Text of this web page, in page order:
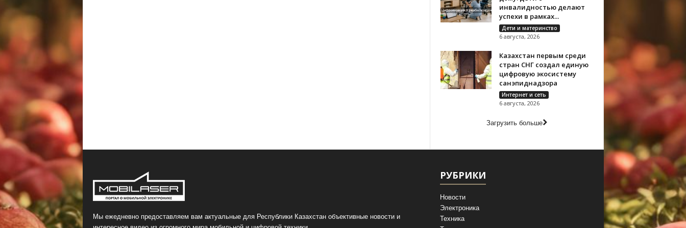
инвалидностью делают
успехи в рамках...
Дети и материнство
6 августа, 2026
Казахстан первым среди
стран СНГ создал единую
цифровую экосистему
санэпиднадзора
Интернет и сеть
6 августа, 2026
Загрузить больше
Мы ежедневно предоставляем вам актуальные для Республики Казахстан объективные новости и
РУБРИКИ
Новости
Электроника
Техника